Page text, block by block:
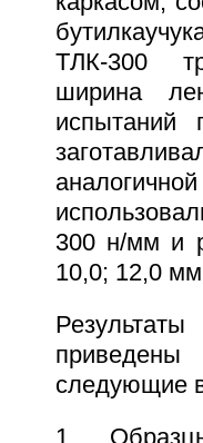
ТЛК-300
ширина
испытаний
300 н/мм и
10,0; 12,0
следующие
1.